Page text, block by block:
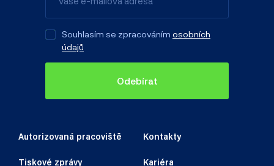
Autorizovaná pracoviště Kontakty
Tiskové zprávy Kariéra
Souhlasím se zpracováním osobních
údajů
Odebírat